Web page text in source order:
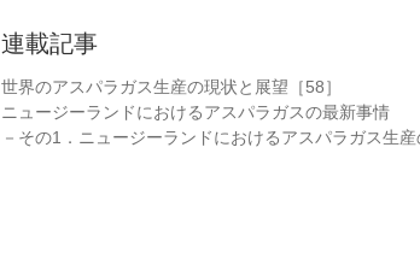
連載記事
世界のアスパラガス生産の現状と展望［58］
ニュージーランドにおけるアスパラガスの最新事情
－その1．ニュージーランドにおけるアスパラガス生